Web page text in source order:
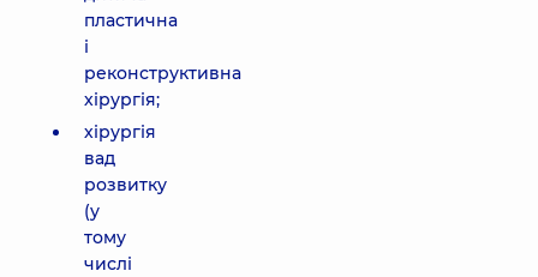
пластична
і
реконструктивна
хірургія;
хірургія
вад
розвитку
(у
тому
числі